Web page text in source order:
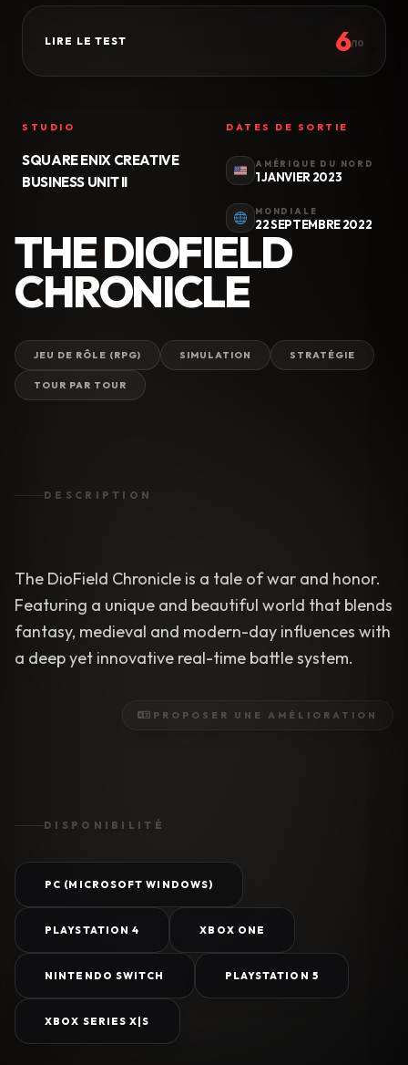
LIRE LE TEST 6/10
STUDIO
SQUARE ENIX CREATIVE
BUSINESS UNIT II
DATES DE SORTIE
AMÉRIQUE DU NORD
1 JANVIER 2023
MONDIALE
22 SEPTEMBRE 2022
THE DIOFIELD
CHRONICLE
JEU DE RÔLE (RPG) SIMULATION STRATÉGIE
TOUR PAR TOUR
DESCRIPTION
The DioField Chronicle is a tale of war and honor.
Featuring a unique and beautiful world that blends
fantasy, medieval and modern-day influences with
a deep yet innovative real-time battle system.
PROPOSER UNE AMÉLIORATION
DISPONIBILITÉ
PC (MICROSOFT WINDOWS)
PLAYSTATION 4 XBOX ONE
NINTENDO SWITCH PLAYSTATION 5
XBOX SERIES X|S